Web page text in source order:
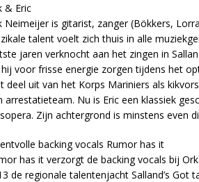
& Eric
Neimeijer is gitarist, zanger (Bökkers,
talent voelt zich thuis in alle
jaren verknocht aan het zingen in
hij voor frisse energie zorgen tijdens het
deel uit van het Korps Mariniers als
arrestatieteam. Nu is Eric een klassiek
Zijn achtergrond is minstens even
backing vocals Rumor has it
has it verzorgt de backing vocals bij
de regionale talentenjacht Salland’s Got